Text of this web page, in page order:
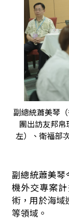
副總統蕭美琴
團出訪友邦
左）、衛福部
副總統蕭美
機外交專案
術，用於海域
等領域。